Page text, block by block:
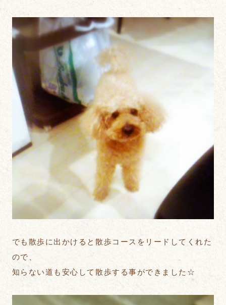
でも散歩に出かけると散歩コースをリードしてくれた
ので、
知らない道も安心して散歩する事ができました☆